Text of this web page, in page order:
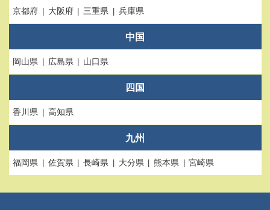
京都府 大阪府 三重県 兵庫県
中国
岡山県 広島県 山口県
四国
香川県 高知県
九州
福岡県 佐賀県 長崎県 大分県 熊本県 宮崎県